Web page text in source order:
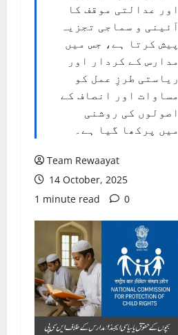
اور عدالتی موقف کا
آئینی و سماجی تجزیہ
پیش کرتا ہے، جس میں
مدارس کے کردار اور
ریاستی طرزِ عمل کو
مساوات اور انصاف کے
اصولوں کی روشنی
میں پرکھا گیا ہے۔
Team Rewaayat
14 October, 2025
1 minute read
0
بچوں کے حقوق یا سیاسی ایجنڈا: مدارس کے خلاف این سی پی